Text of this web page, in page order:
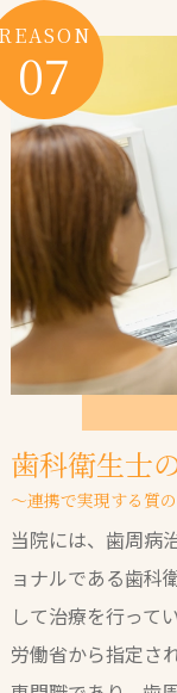
07
歯科衛生士
～連携で実現する質
当院には、歯周病
ョナルである歯科
して治療を行って
労働省から指定さ